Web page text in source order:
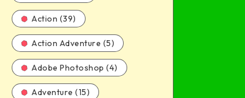
Action (39)
Action Adventure (5)
Adobe Photoshop (4)
Adventure (15)